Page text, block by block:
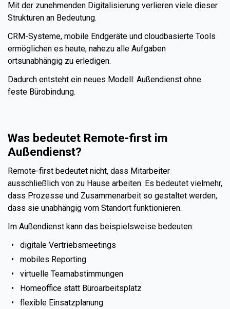
Mit der zunehmenden Digitalisierung verlieren viele dieser
Strukturen an Bedeutung.
CRM-Systeme, mobile Endgeräte und cloudbasierte Tools
ermöglichen es heute, nahezu alle Aufgaben
ortsunabhängig zu erledigen.
Dadurch entsteht ein neues Modell: Außendienst ohne
feste Bürobindung.
Was bedeutet Remote-first im
Außendienst?
Remote-first bedeutet nicht, dass Mitarbeiter
ausschließlich von zu Hause arbeiten. Es bedeutet vielmehr,
dass Prozesse und Zusammenarbeit so gestaltet werden,
dass sie unabhängig vom Standort funktionieren.
Im Außendienst kann das beispielsweise bedeuten:
digitale Vertriebsmeetings
mobiles Reporting
virtuelle Teamabstimmungen
Homeoffice statt Büroarbeitsplatz
flexible Einsatzplanung